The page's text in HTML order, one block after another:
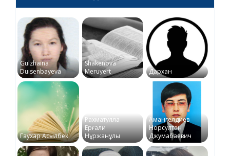
Gulzhaina
Duisenbayeva
Shakenova
Meruyert
Дархан
Гаухар Асылбек
Рахматулла
Ерғали
Нұржанұлы
Амангелдиев
Норсултан
Джумабаевич